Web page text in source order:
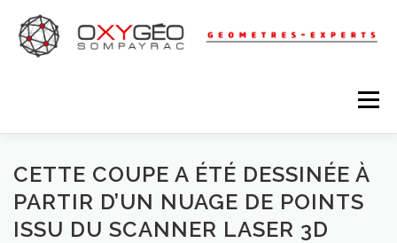
contenu
Menu
RÉSEAUX ACQUISITION 3D
TOPOGRAPHIE – FONCIER LEVÉ D’ARCHITECTURE
CETTE COUPE A ÉTÉ DESSINÉE À
PARTIR D’UN NUAGE DE POINTS
ISSU DU SCANNER LASER 3D